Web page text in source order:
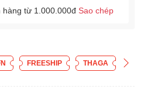
hàng từ 1.000.000đ Sao chép
FREESHIP THAGA